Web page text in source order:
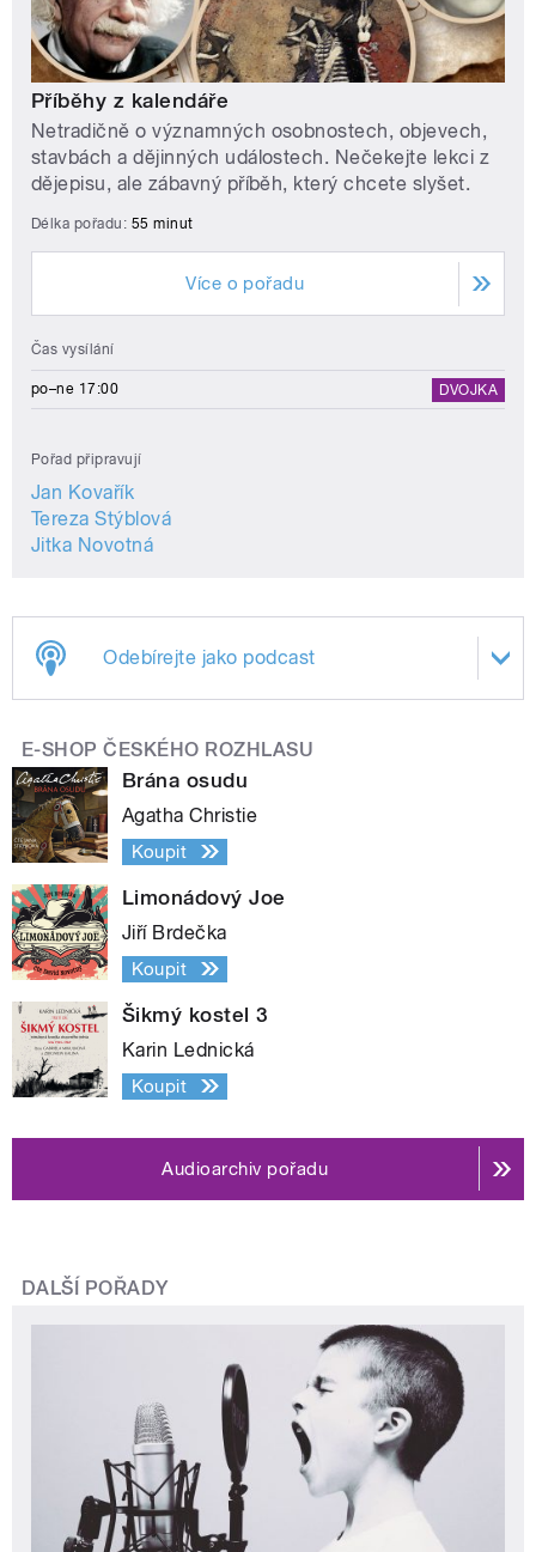
Příběhy z kalendáře
Netradičně o významných osobnostech, objevech,
stavbách a dějinných událostech. Nečekejte lekci z
dějepisu, ale zábavný příběh, který chcete slyšet.
Délka pořadu: 55 minut
Více o pořadu
Čas vysílání
po–ne 17:00 DVOJKA
Pořad připravují
Jan Kovařík
Tereza Stýblová
Jitka Novotná
Odebírejte jako podcast
E-SHOP ČESKÉHO ROZHLASU
Brána osudu
Agatha Christie
Koupit
Limonádový Joe
Jiří Brdečka
Koupit
Šikmý kostel 3
Karin Lednická
Koupit
Audioarchiv pořadu
DALŠÍ POŘADY